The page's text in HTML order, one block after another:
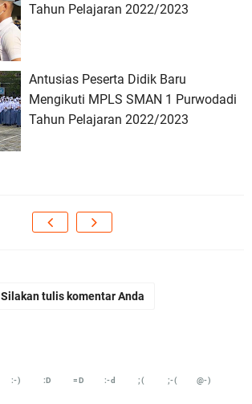
Tahun Pelajaran 2022/2023
Antusias Peserta Didik Baru
Mengikuti MPLS SMAN 1 Purwodadi
Tahun Pelajaran 2022/2023
Silakan tulis komentar Anda
:-) :D =D :-d ;( ;-( @-)